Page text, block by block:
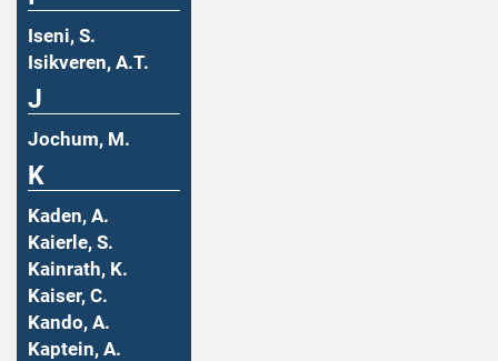
Iseni, S.
Isikveren, A.T.
J
Jochum, M.
K
Kaden, A.
Kaierle, S.
Kainrath, K.
Kaiser, C.
Kando, A.
Kaptein, A.